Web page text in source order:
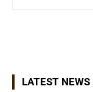
LATEST NEWS